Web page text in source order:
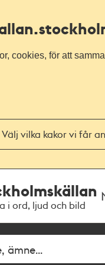
cookies, för att
Välj vilka kakor vi får
i ord, ljud och bild